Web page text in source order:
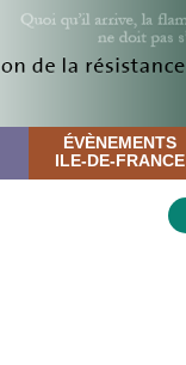
ÉVÈNEMENTS
ILE-DE-FRANCE